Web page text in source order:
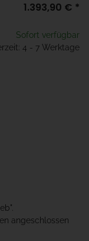
1.393,90 € *
Sofort verfügbar
4 - 7 Werktage
angeschlossen